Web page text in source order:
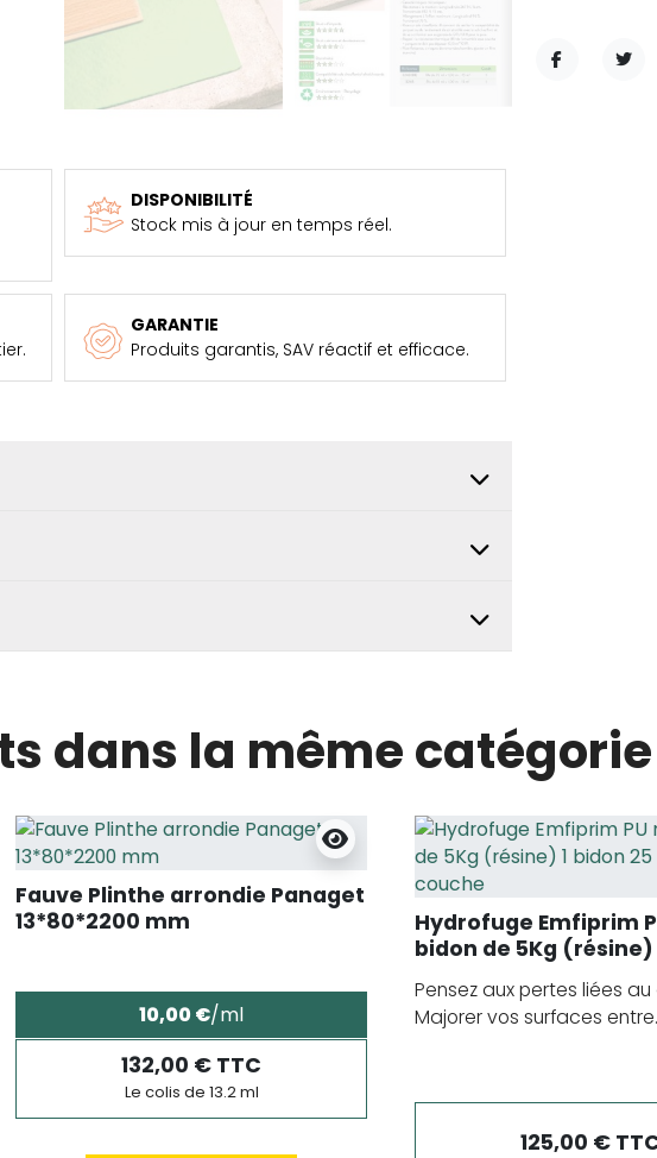
DISPONIBILITÉ
Stock mis à jour en temps réel.
GARANTIE
Produits garantis, SAV réactif et efficace.
dans la même
Fauve Plinthe arrondie Panaget
13*80*2200 mm
10,00 €/ml
132,00 € TTC
Le colis de 13.2 ml
Hydrofuge Emfiprim
bidon de 5Kg (résine)
m² en 1ère couche
Pensez aux pertes liées
Majorer vos surfaces
125,00 €